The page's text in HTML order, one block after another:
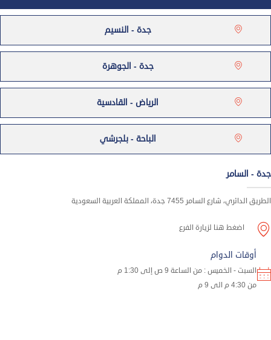
جدة - النسيم
جدة - الجوهرة
الرياض - القادسية
الباحة - بلجرشي
جدة - السامر
الطريق الدائري، شارع السامر 7455 جدة، المملكة العربية السعودية
اضغط هنا لزيارة الفرع
أوقات الدوام
السبت - الخميس : من الساعة 9 ص إلى 1:30 م
من 4:30 م الى 9 م